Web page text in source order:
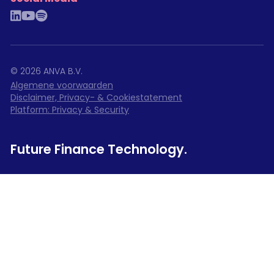
linkedinyoutubespotify
© 2026 ANVA B.V.
Algemene voorwaarden
Disclaimer, Privacy- & Cookiestatement
Platform: Privacy & Security
Future Finance Technology.